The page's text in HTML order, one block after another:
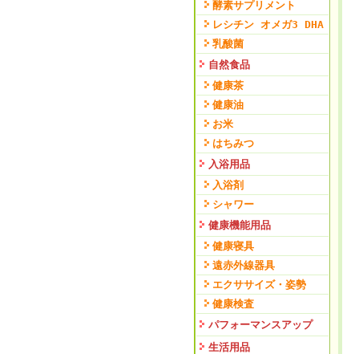
酵素サプリメント
レシチン オメガ3 DHA
乳酸菌
自然食品
健康茶
健康油
お米
はちみつ
入浴用品
入浴剤
シャワー
健康機能用品
健康寝具
遠赤外線器具
エクササイズ・姿勢
健康検査
パフォーマンスアップ
生活用品